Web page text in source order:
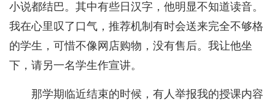
小说都结巴。其中有些日汉字，他明显不知道读音。
我在心里叹了口气，推荐机制有时会送来完全不够格
的学生，可惜不像网店购物，没有售后。我让他坐
下，请另一名学生作宣讲。
那学期临近结束的时候，有人举报我的授课内容